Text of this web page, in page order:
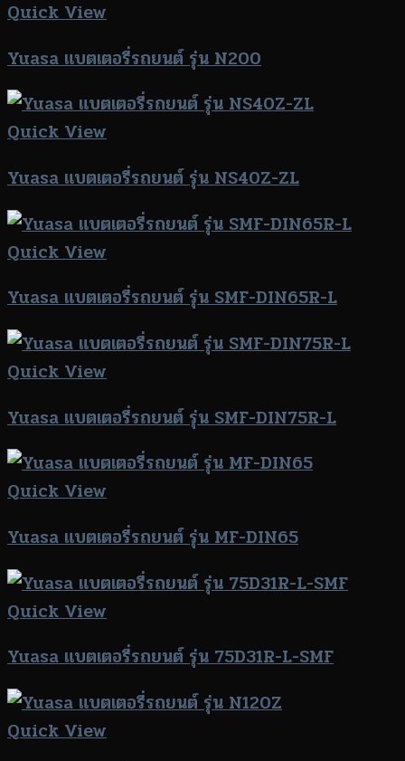
Quick View
Yuasa แบตเตอรี่รถยนต์ รุ่น N200
Quick View
Yuasa แบตเตอรี่รถยนต์ รุ่น NS40Z-ZL
Quick View
Yuasa แบตเตอรี่รถยนต์ รุ่น SMF-DIN65R-L
Quick View
Yuasa แบตเตอรี่รถยนต์ รุ่น SMF-DIN75R-L
Quick View
Yuasa แบตเตอรี่รถยนต์ รุ่น MF-DIN65
Quick View
Yuasa แบตเตอรี่รถยนต์ รุ่น 75D31R-L-SMF
Quick View